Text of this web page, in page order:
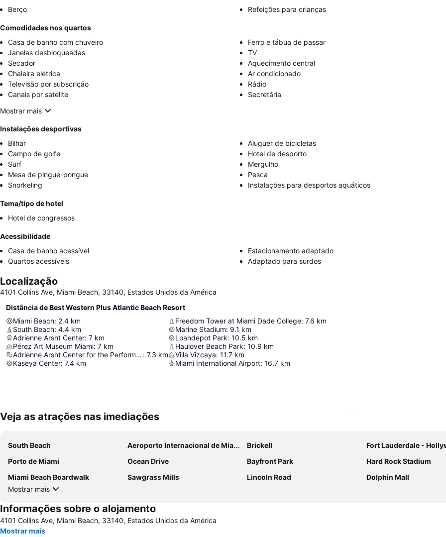
Berço
Refeições para crianças
Comodidades nos quartos
Casa de banho com chuveiro
Ferro e tábua de passar
Janelas desbloqueadas
TV
Secador
Aquecimento central
Chaleira elétrica
Ar condicionado
Televisão por subscrição
Rádio
Canais por satélite
Secretária
Mostrar mais
Instalações desportivas
Bilhar
Aluguer de bicicletas
Campo de golfe
Hotel de desporto
Surf
Mergulho
Mesa de pingue-pongue
Pesca
Snorkeling
Instalações para desportos aquáticos
Tema/tipo de hotel
Hotel de congressos
Acessibilidade
Casa de banho acessível
Estacionamento adaptado
Quartos acessíveis
Adaptado para surdos
Localização
4101 Collins Ave, Miami Beach, 33140, Estados Unidos da América
Distância de Best Western Plus Atlantic Beach Resort
Miami Beach: 2.4 km
South Beach: 4.4 km
Adrienne Arsht Center: 7 km
Pérez Art Museum Miami: 7 km
Adrienne Arsht Center for the Performing Arts : 7.3 km
Kaseya Center: 7.4 km
Freedom Tower at Miami Dade College: 7.6 km
Marine Stadium: 9.1 km
Loandepot Park: 10.5 km
Haulover Beach Park: 10.9 km
Villa Vizcaya: 11.7 km
Miami International Airport: 16.7 km
Veja as atrações nas imediações
South Beach Aeroporto Internacional de Miami Brickell
Fort Lauderdale - Hollywood
Porto de Miami
Ocean Drive Bayfront Park
Hard Rock Stadium
Miami Beach Boardwalk
Sawgrass Mills Lincoln Road
Dolphin Mall
Mostrar mais
Informações sobre o alojamento
4101 Collins Ave, Miami Beach, 33140, Estados Unidos da América
Mostrar mais